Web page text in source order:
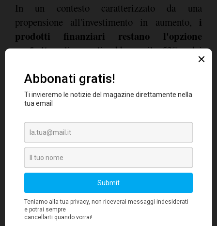
In un contesto caratterizzato da una
propensione all'investimento in aumento, i
prodotti finanziari restano l'opzione
preferita: li sceglierebbero il 52% dei
bancarizzati e il 73% degli investitori, contro il
53% e il 71% della primavera 2023. In crescita
le preferenze per gli immobili, prediletti dal
35% dei bancarizzati (in primavera il 33%) e
dal 34% degli investitori (erano il 32%). Per la
liquidità opta il 23% dei bancarizzati e il 21%
degli investitori, mentre a marzo il dato era
rispettivamente del 23% e del 22%. Fra i
prodotti finanziari, raccolgono grande interesse
obbligazioni, indicate dal 16% dei
bancarizzati e dal 26% degli investitori (in
forte crescita rispetto al 20% di sei mesi fa).